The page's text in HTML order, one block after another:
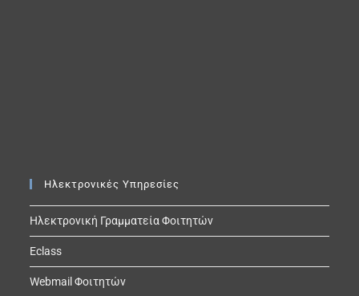
Ηλεκτρονικές Υπηρεσίες
Ηλεκτρονική Γραμματεία Φοιτητών
Eclass
Webmail Φοιτητών